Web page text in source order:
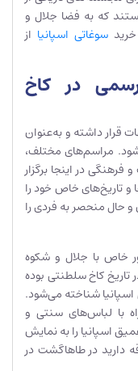
که به فضا جلال و
سوغاتی اسپانیا از
در کاخ
قرار داشته و به‌عنوان
مراسم‌های مختلف،
در اینجا برگزار
تاریخ‌های خاص خود را
و حال منحصر به فردی را
خاص با جلال و شکوه
کاخ سلطنتی بوده
شناخته می‌شود.
با لباس‌های سنتی و
اسپانیا را به نمایش
دارید در طاهاگشت در